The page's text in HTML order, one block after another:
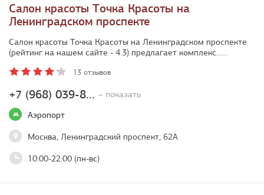
Салон красоты Точка Красоты на
Ленинградском проспекте
+7 (968) 039-8... – показать
Аэропорт
Москва, Ленинградский проспект, 62А
10:00-22:00 (пн-вс)
Салон красоты Точка Красоты на Ленинградском проспекте
(рейтинг на нашем сайте - 4.3) предлагает комплекс…...
13 отзывов